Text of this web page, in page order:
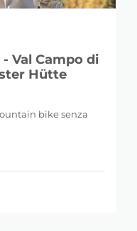
Val Campo di
Hütte
bike senza